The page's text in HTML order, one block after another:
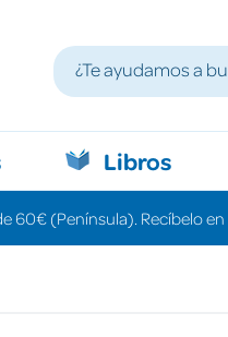
Libros
60€ (Península). Recíbelo